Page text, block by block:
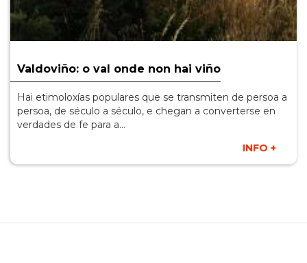
Valdoviño: o val onde non hai viño
Hai etimoloxías populares que se transmiten de persoa a
persoa, de século a século, e chegan a converterse en
verdades de fe para a…
INFO +